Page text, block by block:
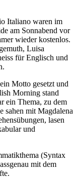
Italiano waren im
am Sonnabend vor
wieder kostenlos.
Luisa
für Englisch und
Motto gesetzt und
Morning stand
ein Thema, zu dem
sahen mit Magdalena
lasen
und
(Syntax
mit dem